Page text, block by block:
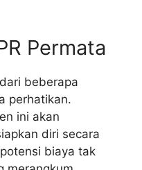
Permata
beberapa
perhatikan.
ini akan
diri secara
biaya tak